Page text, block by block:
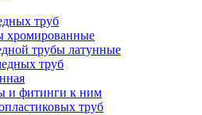
труб
хромированные
трубы латунные
труб
и фитинги к ним
труб